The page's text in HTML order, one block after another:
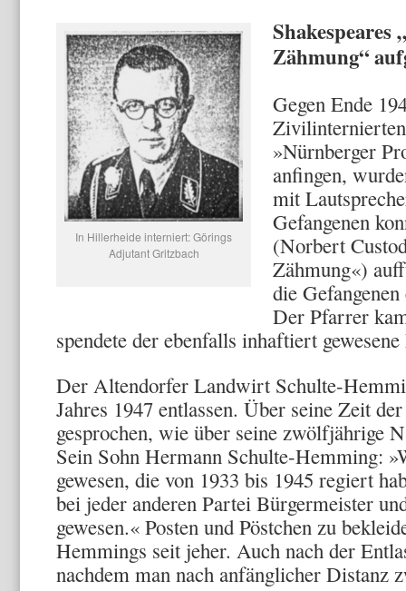
In Hillerheide interniert: Görings
Adjutant Gritzbach
Shakespeares
Zähmung“
Gegen Ende
»Nürnberger
anfin­gen,
mit
Gefangenen
(Norbert
Zähmung«)
die
Der Pfarrer
spendete der ebenfalls inhaftiert
Der Altendorfer Landwirt Schulte-
Jahres 1947 entlassen. Über seine Zeit
gespro­chen, wie über seine zwölfjährige
Sein Sohn Hermann Schulte-Hemming:
gewesen, die von 1933 bis 1945 regiert
bei jeder anderen Partei Bürgermeister
gewesen.« Posten und Pöstchen zu
Hemmings seit jeher. Auch nach der
nachdem man nach an­fänglicher Distanz